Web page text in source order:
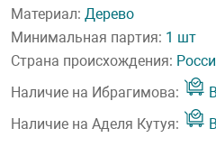
Материал: Дерево
Минимальная партия: 1 шт
Страна происхождения:
Наличие на Ибрагимова:
Наличие на Аделя Кутуя: